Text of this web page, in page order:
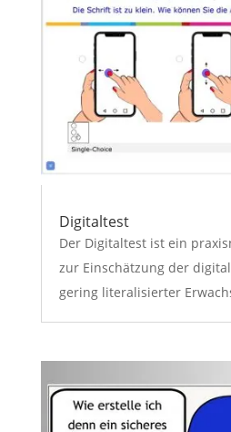
Digitaltest
Der Digitaltest ist ein
zur Einschätzung der
gering literalisierter